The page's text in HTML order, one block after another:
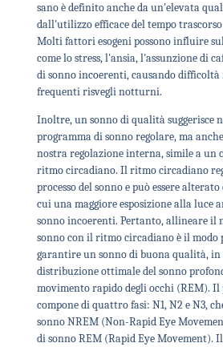
sano è definito anche da un'elevata
dall'utilizzo efficace del tempo
Molti fattori esogeni possono influire
come lo stress, l'ansia, l'assunzione di
di sonno incoerenti, causando difficoltà
frequenti risvegli notturni.
Inoltre, un sonno di qualità suggerisce
programma di sonno regolare, ma
nostra regolazione interna, simile a un
ritmo circadiano. Il ritmo circadiano
processo del sonno e può essere
cui una maggiore esposizione alla luce
sonno incoerenti. Pertanto, allineare il
sonno con il ritmo circadiano è il modo
garantire un sonno di buona qualità,
distribuzione ottimale del sonno
movimento rapido degli occhi (REM). Il
compone di quattro fasi: N1, N2 e N3,
sonno NREM (Non-Rapid Eye
di sonno REM (Rapid Eye Movement).